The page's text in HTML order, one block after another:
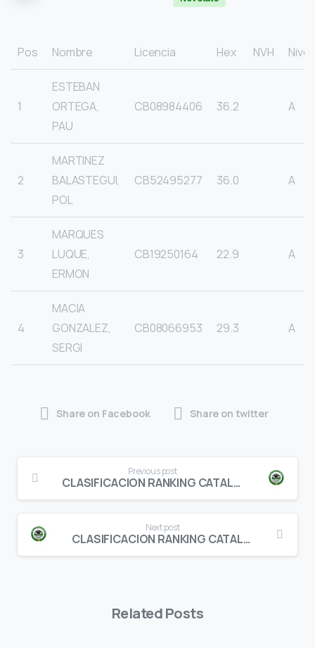
Pos Nombre Licencia Hex NVH Nivel
1
ESTEBAN
ORTEGA,
PAU
CB08984406 36.2 A
2
MARTINEZ
BALASTEGUI,
POL
CB52495277 36.0 A
3
MARQUES
LUQUE,
ERMON
CB19250164 22.9 A
4
MACIA
GONZALEZ,
SERGI
CB08066953 29.3 A
Share on Facebook Share on twitter
Reading
Previous post
CLASIFICACION RANKING CATALUNYA PROMESES INFANTIL FEMENINO
Next post
CLASIFICACION RANKING CATALUNYA PROMESES BENJAMIN MASCULINO
Related Posts